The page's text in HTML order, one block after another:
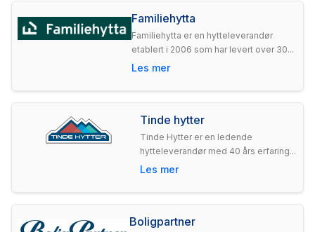
Familiehytta
Familiehytta er en hytteleverandør
etablert i 2006 som har levert over 30...
Les mer
Tinde hytter
Tinde Hytter er en ledende
hytteleverandør med 40 års erfaring...
Les mer
Boligpartner